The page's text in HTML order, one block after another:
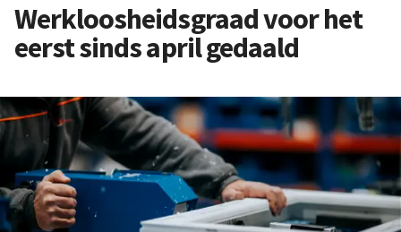
Werkloosheidsgraad voor het
eerst sinds april gedaald